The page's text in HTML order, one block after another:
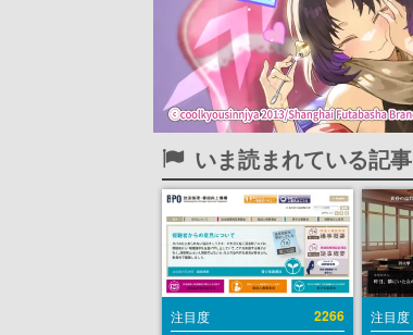
いま読まれている記事
注目度 2266 注目度